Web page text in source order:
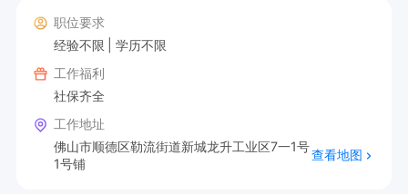
职位要求
经验不限
学历不限
工作福利
社保齐全
工作地址
佛山市顺德区勒流街道新城龙升工业区7一1号
1号铺
查看地图